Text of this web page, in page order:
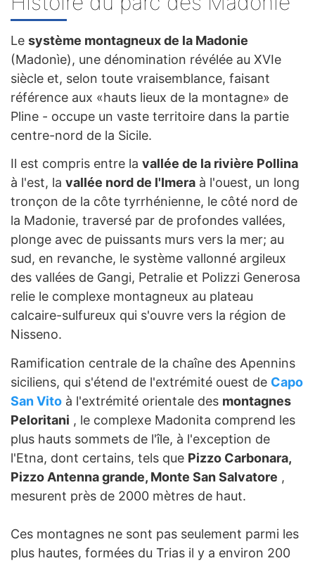
Le système montagneux de la Madonie
(Madonìe), une dénomination révélée au XVIe
siècle et, selon toute vraisemblance, faisant
référence aux «hauts lieux de la montagne» de
Pline - occupe un vaste territoire dans la partie
centre-nord de la Sicile.
Il est compris entre la vallée de la rivière Pollina
à l'est, la vallée nord de l'Imera à l'ouest, un long
tronçon de la côte tyrrhénienne, le côté nord de
la Madonie, traversé par de profondes vallées,
plonge avec de puissants murs vers la mer; au
sud, en revanche, le système vallonné argileux
des vallées de Gangi, Petralie et Polizzi Generosa
relie le complexe montagneux au plateau
calcaire-sulfureux qui s'ouvre vers la région de
Nisseno.
Ramification centrale de la chaîne des Apennins
siciliens, qui s'étend de l'extrémité ouest de Capo
San Vito à l'extrémité orientale des montagnes
Peloritani , le complexe Madonita comprend les
plus hauts sommets de l'île, à l'exception de
l'Etna, dont certains, tels que Pizzo Carbonara,
Pizzo Antenna grande, Monte San Salvatore ,
mesurent près de 2000 mètres de haut.
Ces montagnes ne sont pas seulement parmi les
plus hautes, formées du Trias il y a environ 200